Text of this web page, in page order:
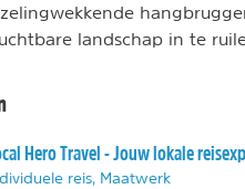
landschap in te
Hero Travel - Jouw lokale
reis, Maatwerk